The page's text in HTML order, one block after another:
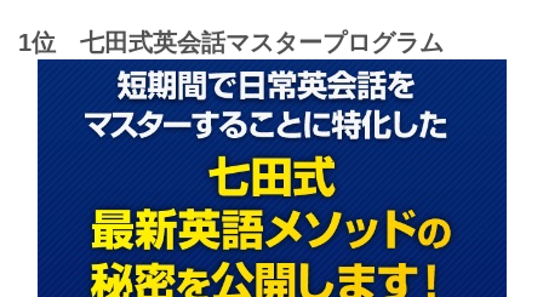
1位 七田式英会話マスタープログラム